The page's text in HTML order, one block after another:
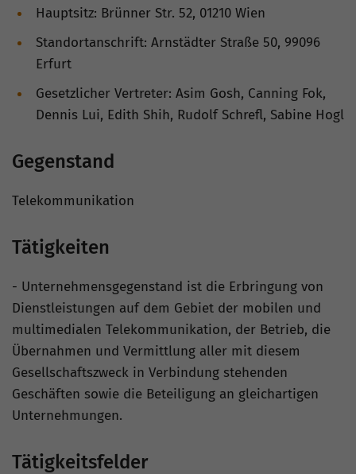
Hauptsitz: Brünner Str. 52, 01210 Wien
Standortanschrift: Arnstädter Straße 50, 99096
Erfurt
Gesetzlicher Vertreter: Asim Gosh, Canning Fok,
Dennis Lui, Edith Shih, Rudolf Schrefl, Sabine Hogl
Gegenstand
Telekommunikation
Tätigkeiten
- Unternehmensgegenstand ist die Erbringung von
Dienstleistungen auf dem Gebiet der mobilen und
multimedialen Telekommunikation, der Betrieb, die
Übernahmen und Vermittlung aller mit diesem
Gesellschaftszweck in Verbindung stehenden
Geschäften sowie die Beteiligung an gleichartigen
Unternehmungen.
Tätigkeitsfelder